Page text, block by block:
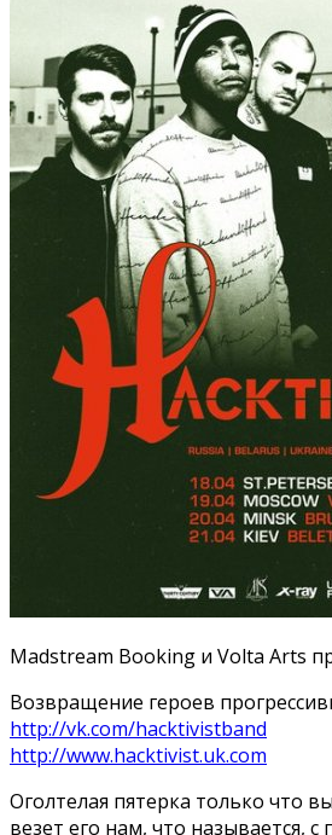
Madstream Booking и Volta Arts
Возвращение героев
http://vk.com/hacktivistband
http://www.hacktivist.uk.com
Оголтелая пятерка только что
везет его нам, что называется,